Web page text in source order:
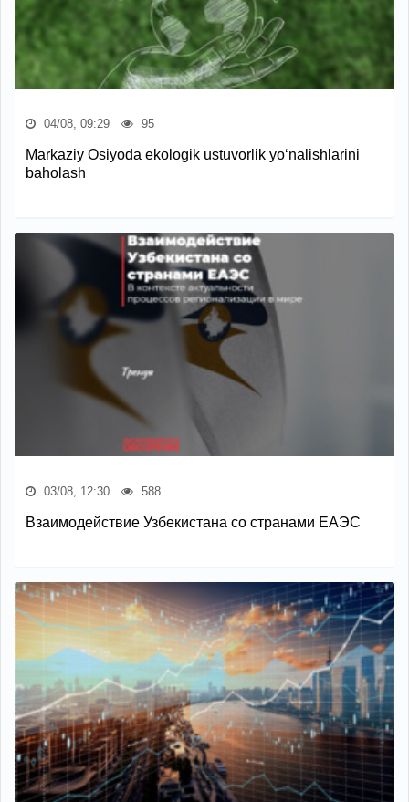
04/08, 09:29 95
Markaziy Osiyoda ekologik ustuvorlik yo‘nalishlarini
baholash
03/08, 12:30 588
Взаимодействие Узбекистана со странами ЕАЭС